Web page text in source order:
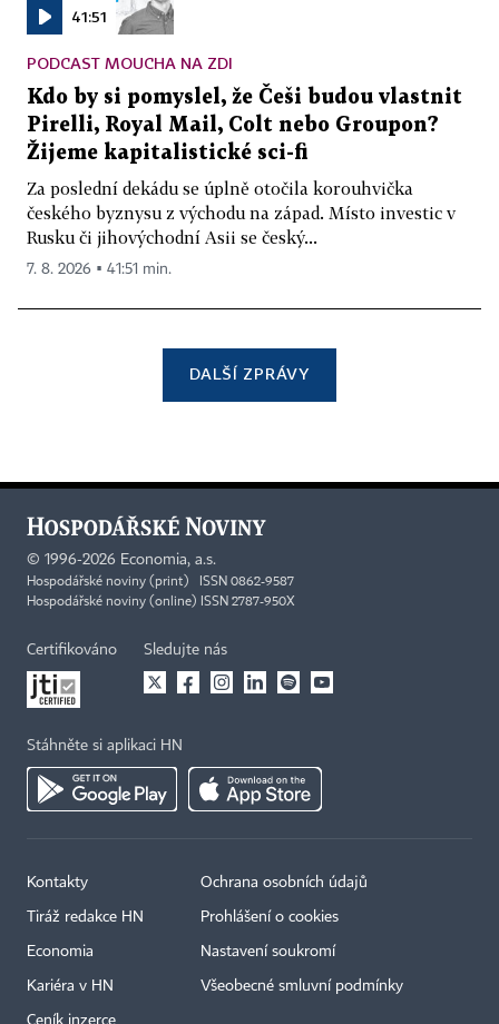
41:51
PODCAST MOUCHA NA ZDI
Kdo by si pomyslel, že Češi budou vlastnit
Pirelli, Royal Mail, Colt nebo Groupon?
Žijeme kapitalistické sci-fi
Za poslední dekádu se úplně otočila korouhvička
českého byznysu z východu na západ. Místo investic v
Rusku či jihovýchodní Asii se český...
7. 8. 2026 ▪ 41:51 min.
DALŠÍ ZPRÁVY
© 1996-2026 Economia, a.s.
Hospodářské noviny (print) ISSN 0862-9587
Hospodářské noviny (online) ISSN 2787-950X
Certifikováno Sledujte nás
Stáhněte si aplikaci HN
Kontakty
Tiráž redakce HN
Economia
Kariéra v HN
Ochrana osobních údajů
Prohlášení o cookies
Nastavení soukromí
Všeobecné smluvní podmínky